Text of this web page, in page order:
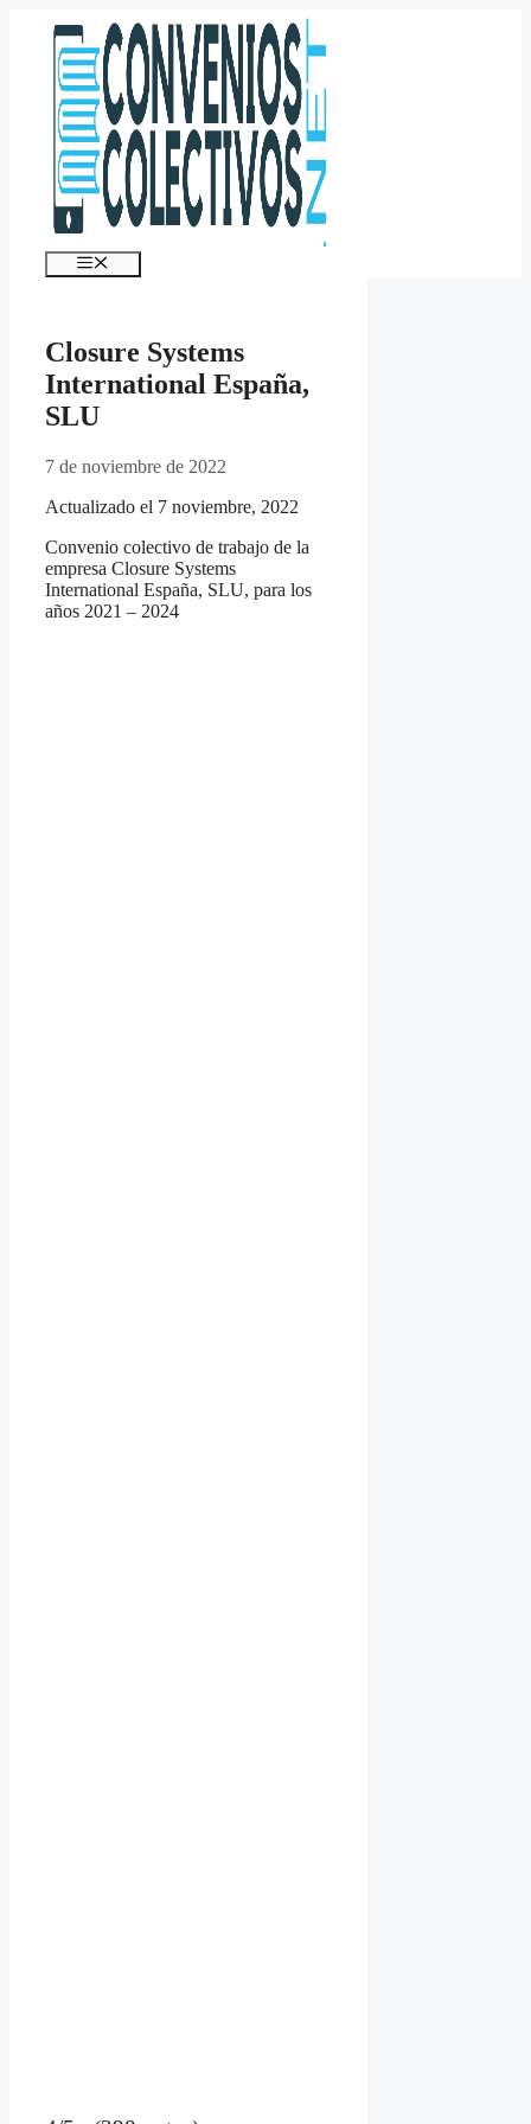
contenido
Menú
Closure Systems
International España,
SLU
7 de noviembre de 2022
Actualizado el 7 noviembre, 2022
Convenio colectivo de trabajo de la
empresa Closure Systems
International España, SLU, para los
años 2021 – 2024